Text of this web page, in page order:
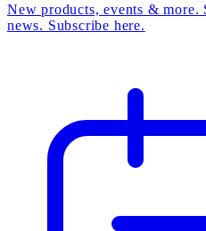
New products, events & more.
news. Subscribe here.